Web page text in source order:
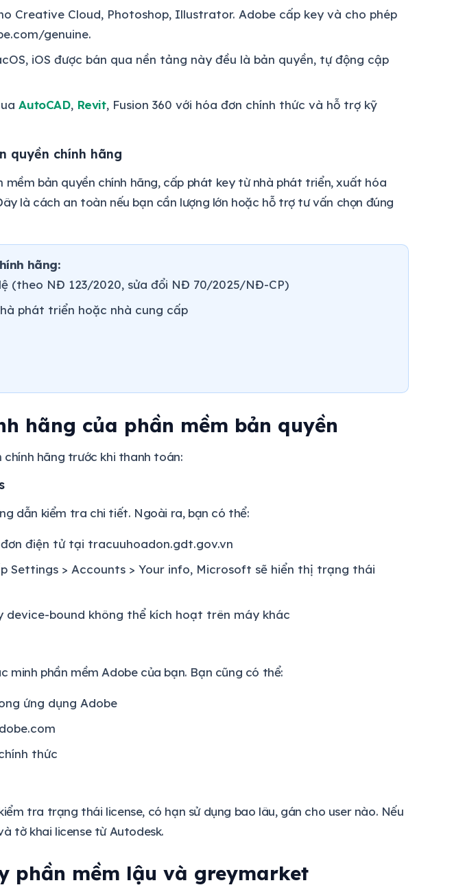
Creative Cloud, Photoshop, Illustrator. Adobe cấp key và cho phép
genuine.
iOS được bán qua nền tảng này đều là bản quyền, tự động cập
AutoCAD, Revit, Fusion 360 với hóa đơn chính thức và hỗ trợ kỹ
quyền chính hãng
mềm bản quyền chính hãng, cấp phát key từ nhà phát triển, xuất hóa
là cách an toàn nếu bạn cần lượng lớn hoặc hỗ trợ tư vấn chọn đúng
hãng:
(theo NĐ 123/2020, sửa đổi NĐ 70/2025/NĐ-CP)
phát triển hoặc nhà cung cấp
hãng của phần mềm bản quyền
chính hãng trước khi thanh toán:
dẫn kiểm tra chi tiết. Ngoài ra, bạn có thể:
điện tử tại tracuuhoadon.gdt.gov.vn
Settings > Accounts > Your info, Microsoft sẽ hiển thị trạng thái
device-bound không thể kích hoạt trên máy khác
minh phần mềm Adobe của bạn. Bạn cũng có thể:
ứng dụng Adobe
thức
tra trạng thái license, có hạn sử dụng bao lâu, gán cho user nào. Nếu
tờ khai license từ Autodesk.
phần mềm lậu và greymarket